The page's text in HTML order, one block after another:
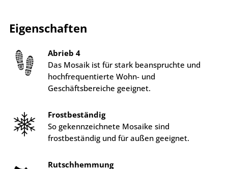
Eigenschaften
Abrieb 4
Das Mosaik ist für stark beanspruchte und
hochfrequentierte Wohn- und
Geschäftsbereiche geeignet.
Frostbeständig
So gekennzeichnete Mosaike sind
frostbeständig und für außen geeignet.
Rutschhemmung